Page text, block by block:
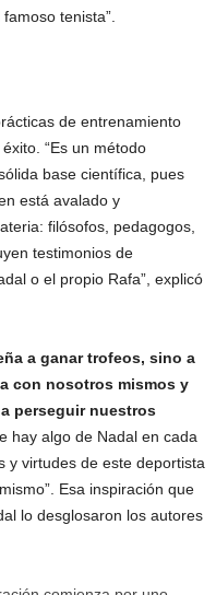
tenista”.
de entrenamiento
“Es un método
base científica, pues
está avalado y
filósofos, pedagogos,
testimonios de
o el propio Rafa”, explicó
a ganar trofeos, sino a
con nosotros mismos y
perseguir nuestros
hay algo de Nadal en cada
y virtudes de este deportista
Esa inspiración que
lo desglosaron los autores